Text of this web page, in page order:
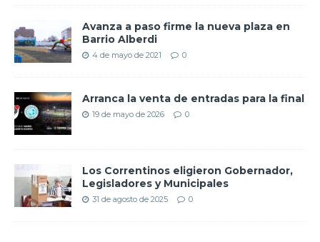
Avanza a paso firme la nueva plaza en
Barrio Alberdi
4 de mayo de 2021 0
Arranca la venta de entradas para la final
19 de mayo de 2026 0
Los Correntinos eligieron Gobernador,
Legisladores y Municipales
31 de agosto de 2025 0